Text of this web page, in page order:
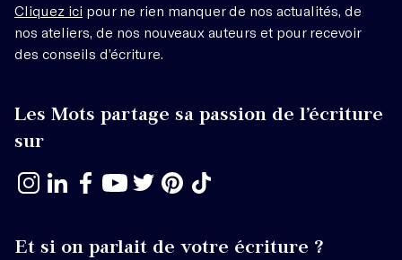
Cliquez ici pour ne rien manquer de nos actualités, de
nos ateliers, de nos nouveaux auteurs et pour recevoir
des conseils d’écriture.
Les Mots partage sa passion de l’écriture
sur
Et si on parlait de votre écriture ?